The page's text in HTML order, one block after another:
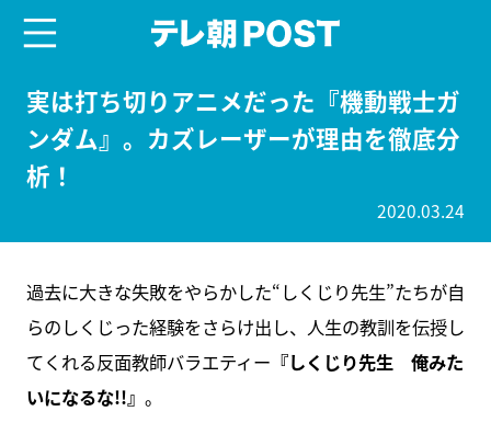
実は打ち切りアニメだった『機動戦士ガ
ンダム』。カズレーザーが理由を徹底分
析！
2020.03.24
過去に大きな失敗をやらかした“しくじり先生”たちが自
らのしくじった経験をさらけ出し、人生の教訓を伝授し
てくれる反面教師バラエティー 『しくじり先生 俺みた
いになるな!!』 。